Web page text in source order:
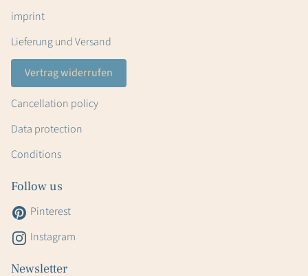
imprint
Lieferung und Versand
Vertrag widerrufen
Cancellation policy
Data protection
Conditions
Follow us
Pinterest
Instagram
Newsletter